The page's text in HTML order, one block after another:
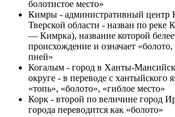
болотистое место»
Кимры - административный центр
Тверской области - назван по
— Кимрка), название которой
происхождение и означает
пней»
Когалым - город в Ханты-
округе - в переводе с хантыйского
«топь», «болото», «гиблое место»
Корк - второй по величине город
города переводится как «болото»